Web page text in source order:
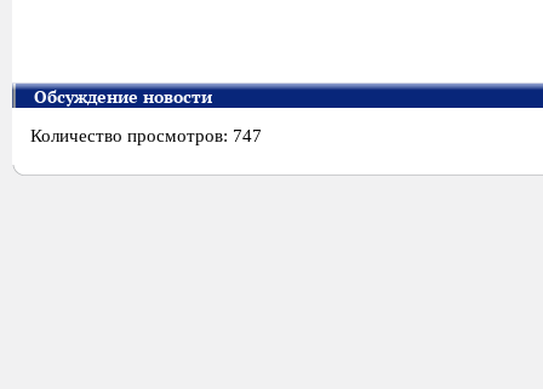
Обсуждение новости
Количество просмотров: 747